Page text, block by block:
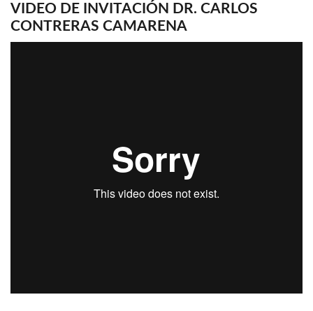
VIDEO DE INVITACIÓN DR. CARLOS
CONTRERAS CAMARENA